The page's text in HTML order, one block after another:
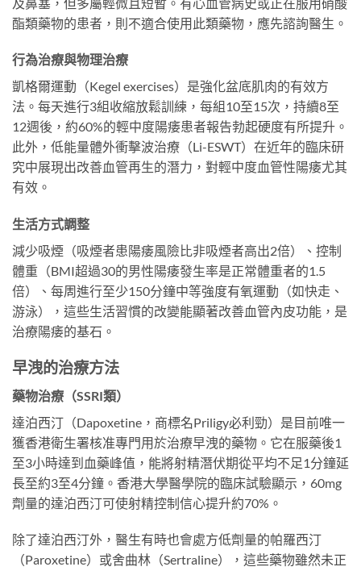
酯類藥物的患者，則不適合使用此類藥物，應先諮詢醫生。
行為治療與物理治療
凱格爾運動（Kegel exercises）是強化盆底肌肉的有效方
法。每天進行3組收縮放鬆訓練，每組10至15次，持續8至
12週後，約60%的輕中度陽痿患者報告勃起硬度有所提升。
此外，低能量體外衝擊波治療（Li-ESWT）在近年的臨床研
究中展現出改善血管再生的潛力，對輕中度血管性陽痿尤其
有效。
生活方式調整
減少吸煙（吸煙者患陽痿風險比非吸煙者高出2倍）、控制
體重（BMI超過30的男性陽痿發生率是正常體重者的1.5
倍）、每周進行至少150分鐘中等強度有氧運動（如快走、
游泳），這些生活習慣的改變能顯著改善血管內皮功能，是
治療陽痿的基石。
早洩的治療方法
藥物治療（SSRI類）
達泊西汀（Dapoxetine，商標名Priligy必利勁）是目前唯一
獲香港衛生署核准專門用於治療早洩的藥物。它在服藥後1
至3小時達到血藥峰值，能將射精潛伏期從平均不足1分鐘延
長至約3至4分鐘。香港大學醫學院的臨床試驗顯示，60mg
劑量的達泊西汀可使射精控制信心提升約70%。
除了達泊西汀外，醫生有時也會處方低劑量的帕羅西汀
（Paroxetine）或舍曲林（Sertraline），這些藥物雖然未正